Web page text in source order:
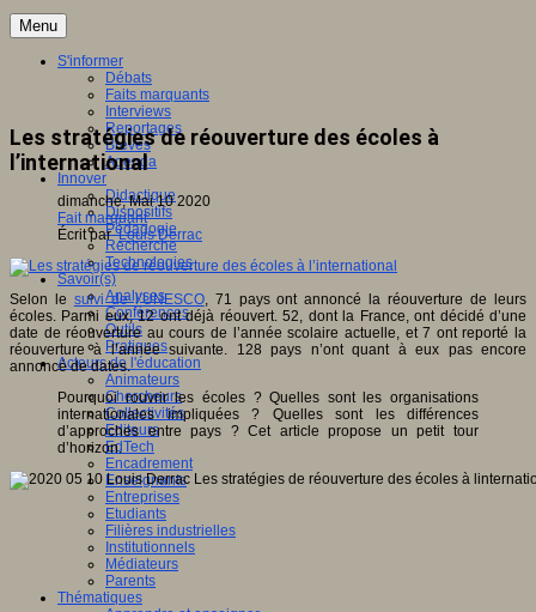
Menu
S'informer
Débats
Faits marquants
Interviews
Reportages
Brèves
Agenda
Innover
Didactique
Dispositifs
Pédagogie
Recherche
Technologies
Savoir(s)
Analyses
Conférences
Outils
Pratiques
Acteurs de l'éducation
Animateurs
Chercheurs
Collectivités
Editeurs
EdTech
Encadrement
Enseignants
Entreprises
Etudiants
Filières industrielles
Institutionnels
Médiateurs
Parents
Thématiques
Les stratégies de réouverture des écoles à
l’international
dimanche, Mai 10 2020
Fait marquant
Écrit parLouis Derrac
Selon le suivi de l’UNESCO, 71 pays ont annoncé la réouverture de leurs
écoles. Parmi eux, 12 ont déjà réouvert. 52, dont la France, ont décidé d’une
date de réouverture au cours de l’année scolaire actuelle, et 7 ont reporté la
réouverture à l’année suivante. 128 pays n’ont quant à eux pas encore
annoncé de dates.
Pourquoi rouvrir les écoles ? Quelles sont les organisations
internationales impliquées ? Quelles sont les différences
d’approches entre pays ? Cet article propose un petit tour
d’horizon.